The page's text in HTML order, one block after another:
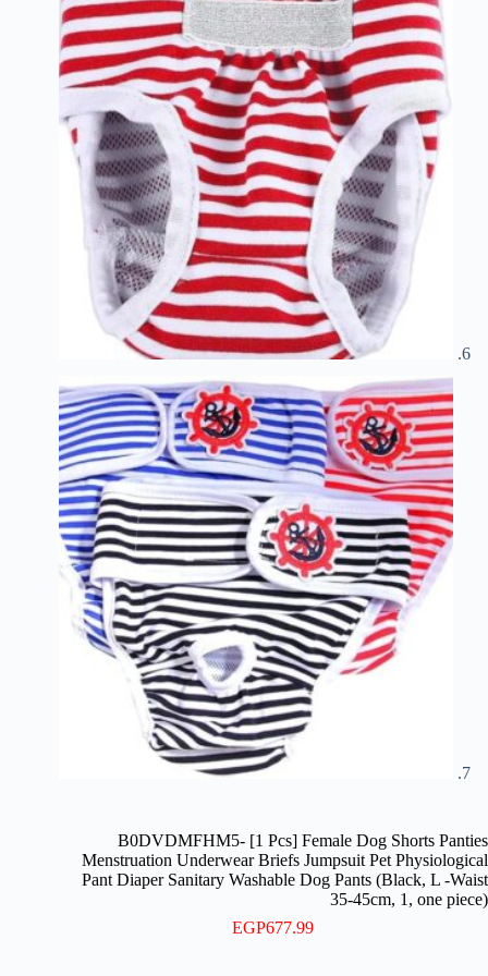
B0DVDMFHM5- [1 Pcs] Female Dog Shorts Panties
Menstruation Underwear Briefs Jumpsuit Pet Physiological
Pant Diaper Sanitary Washable Dog Pants (Black, L -Waist
35-45cm, 1, one piece)
EGP677.99